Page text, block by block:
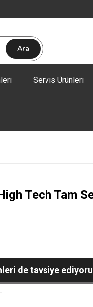
Servis Ürünleri
Tech Tam
de tavsiye